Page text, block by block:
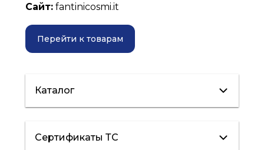
Сайт: fantinicosmi.it
Перейти к товарам
Каталог
Сертификаты ТС